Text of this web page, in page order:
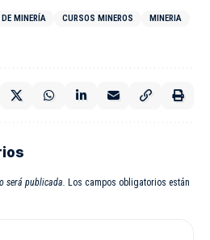
MINERÍA CURSOS MINEROS
MINERIA
será publicada. Los campos obligatorios están